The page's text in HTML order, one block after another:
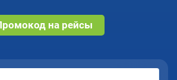
на рейсы